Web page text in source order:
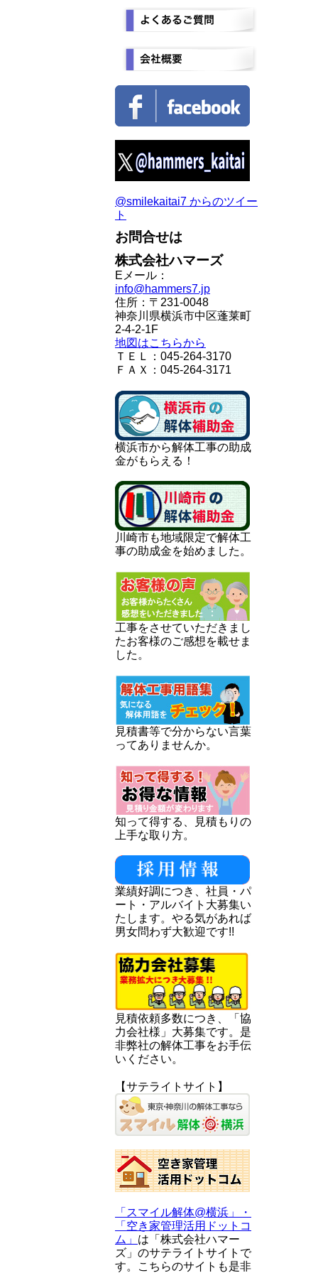
@smilekaitai7 からのツイー
ト
お問合せは
株式会社ハマーズ
Eメール：
info@hammers7.jp
住所：〒231-0048
神奈川県横浜市中区蓬莱町
2-4-2-1F
地図はこちらから
ＴＥＬ：045-264-3170
ＦＡＸ：045-264-3171
横浜市から解体工事の助成
金がもらえる！
川崎市も地域限定で解体工
事の助成金を始めました。
工事をさせていただきまし
たお客様のご感想を載せま
した。
見積書等で分からない言葉
ってありませんか。
知って得する、見積もりの
上手な取り方。
業績好調につき、社員・パ
ート・アルバイト大募集い
たします。やる気があれば
男女問わず大歓迎です!!
見積依頼多数につき、「協
力会社様」大募集です。是
非弊社の解体工事をお手伝
いください。
【サテライトサイト】
「スマイル解体@横浜」・
「空き家管理活用ドットコ
ム」 は「株式会社ハマー
ズ」のサテライトサイトで
す。こちらのサイトも是非